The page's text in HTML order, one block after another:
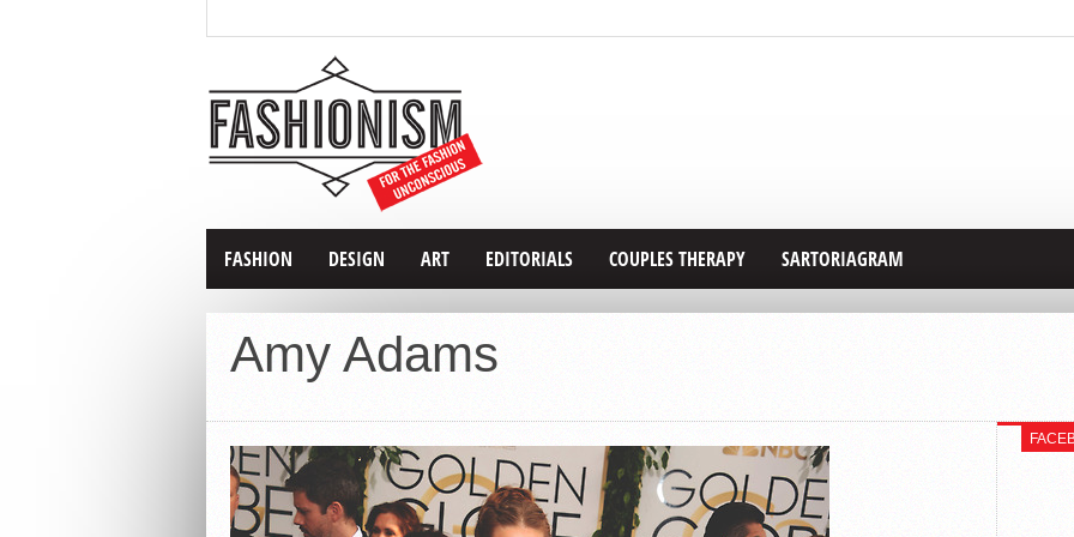
FASHION DESIGN ART EDITORIALS COUPLES THERAPY SARTORIAGRAM
Amy Adams